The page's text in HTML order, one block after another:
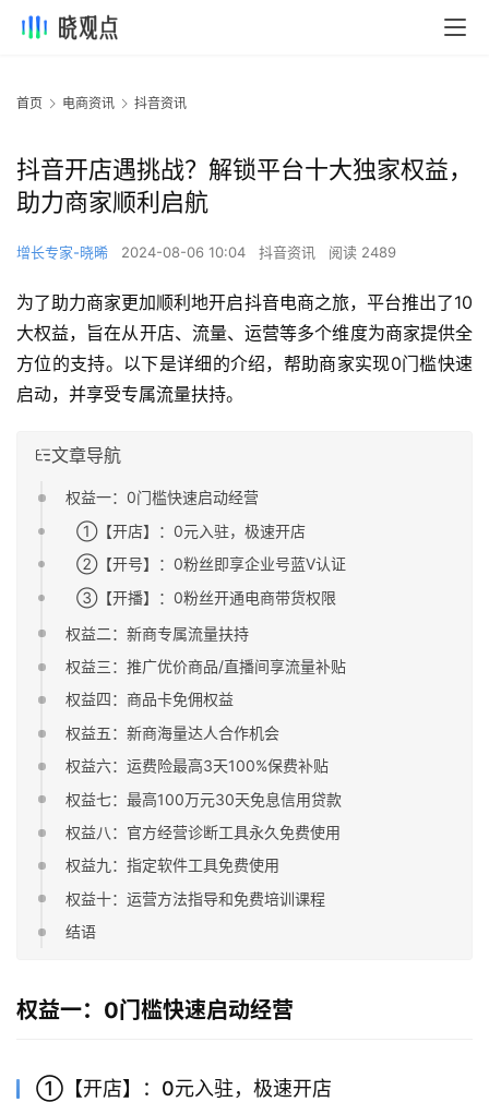
首页 电商资讯 抖音资讯
抖音开店遇挑战？解锁平台十大独家权益，
助力商家顺利启航
增长专家-晓晞 2024-08-06 10:04 抖音资讯 阅读 2489
为了助力商家更加顺利地开启抖音电商之旅，平台推出了10
大权益，旨在从开店、流量、运营等多个维度为商家提供全
方位的支持。以下是详细的介绍，帮助商家实现0门槛快速
启动，并享受专属流量扶持。
文章导航
权益一：0门槛快速启动经营
①【开店】：0元入驻，极速开店
②【开号】：0粉丝即享企业号蓝V认证
③【开播】：0粉丝开通电商带货权限
权益二：新商专属流量扶持
权益三：推广优价商品/直播间享流量补贴
权益四：商品卡免佣权益
权益五：新商海量达人合作机会
权益六：运费险最高3天100%保费补贴
权益七：最高100万元30天免息信用贷款
权益八：官方经营诊断工具永久免费使用
权益九：指定软件工具免费使用
权益十：运营方法指导和免费培训课程
结语
权益一：0门槛快速启动经营
①【开店】：0元入驻，极速开店